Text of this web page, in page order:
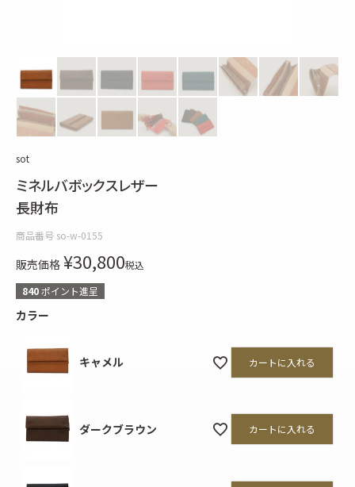
sot
ミネルバボックスレザー
長財布
商品番号 so-w-0155
販売価格 ¥30,800税込
840ポイント進呈
カラー
キャメル カートに入れる
ダークブラウン カートに入れる